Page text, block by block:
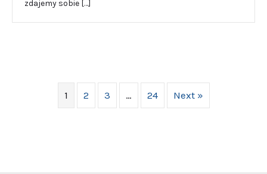
zdajemy sobie […]
1 2 3 … 24 Next »